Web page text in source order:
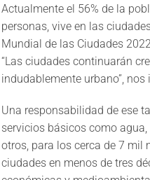
Actualmente el 56% de la
personas, vive en las
Mundial de las Ciudades
“Las ciudades continuarán
indudablemente urbano”,
Una responsabilidad de ese
servicios básicos como
otros, para los cerca de 7 mil
ciudades en menos de tres